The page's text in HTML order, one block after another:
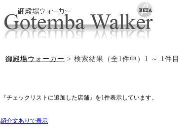
御殿場ウォーカー > 検索結果（全1件中）1 ～ 1件目
『チェックリストに追加した店舗』を1件表示しています。
紹介文ありで表示